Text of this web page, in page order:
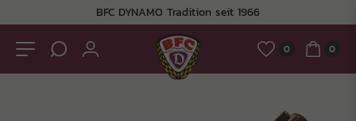
BFC DYNAMO Tradition seit 1966
0 0